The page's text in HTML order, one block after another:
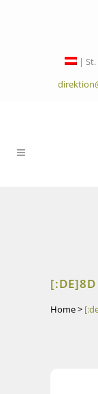
|
Home>